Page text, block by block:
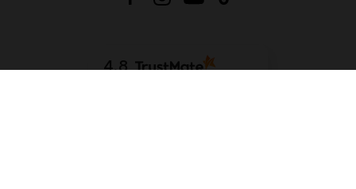
4.8